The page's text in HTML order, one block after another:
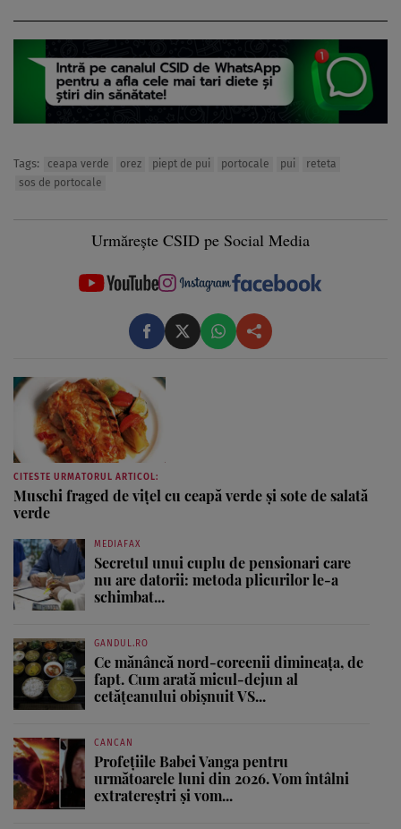
Tags: ceapa verde orez piept de pui portocale pui
reteta
sos de portocale
Urmărește CSID pe Social Media
CITESTE URMATORUL ARTICOL:
Muschi fraged de viţel cu ceapă verde şi sote de salată
verde
MEDIAFAX
Secretul unui cuplu de pensionari care
nu are datorii: metoda plicurilor le-a
schimbat...
GANDUL.RO
Ce mănâncă nord-coreenii dimineața, de
fapt. Cum arată micul-dejun al
cetățeanului obișnuit VS...
CANCAN
Profețiile Babei Vanga pentru
următoarele luni din 2026. Vom întâlni
extratereștri și vom...